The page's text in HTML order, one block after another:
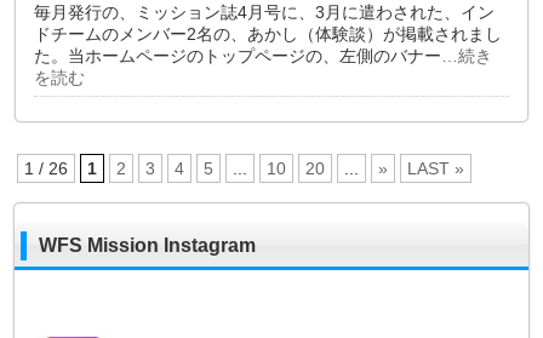
毎月発行の、ミッション誌4月号に、3月に遣わされた、イン
ドチームのメンバー2名の、あかし（体験談）が掲載されまし
た。当ホームページのトップページの、左側のバナー …続き
を読む
1 / 26 1 2 3 4 5 10 20 » LAST »
WFS Mission Instagram